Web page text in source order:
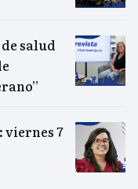
salud
viernes 7